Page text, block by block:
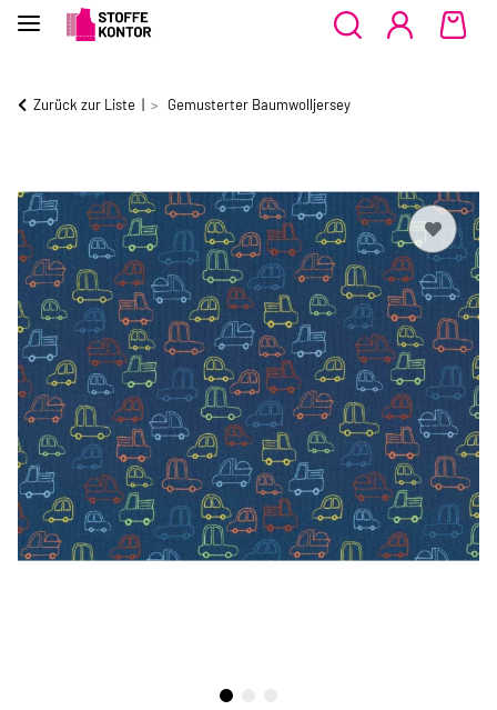
Zurück zur Liste Gemusterter Baumwolljersey